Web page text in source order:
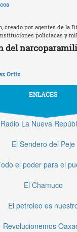
creado por agentes de la
policiacas y
del
Ortiz
ENLACES
Radio La Nueva
El Sendero del Peje
el poder para el
El Chamuco
El petroleo es
Revolucionemos